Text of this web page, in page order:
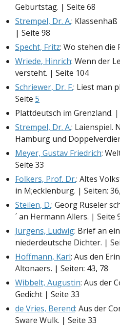
Geburtstag. | Seite 68
Strempel, Dr. A.:
| Seite 98
Specht, Fritz: Wo stehen die
Wriede, Hinrich: Wenn der
versteht. | Seite 104
Schriewer, Dr. F.: Liest man
Seite 5
Plattdeutsch im Grenzland.
Strempel, Dr. A.: Laienspiel.
Hamburg und
Meyer, Gustav Friedrich:
Seite 33
Folkers, Prof. Dr.: Altes
in M;ecklenburg. | Seiten:
Steilen, D.: Georg Ruseler
´ an Hermann Allers. | Seite
Jürgens, Ludwig: Brief an
niederdeutsche Dichter. |
Hoffmann, Karl: Aus den
Altonaers. | Seiten: 43, 78
Wibbelt, Augustin: Aus der
Gedicht | Seite 33
de Vries, Berend: Aus der
Sware Wulk. | Seite 33